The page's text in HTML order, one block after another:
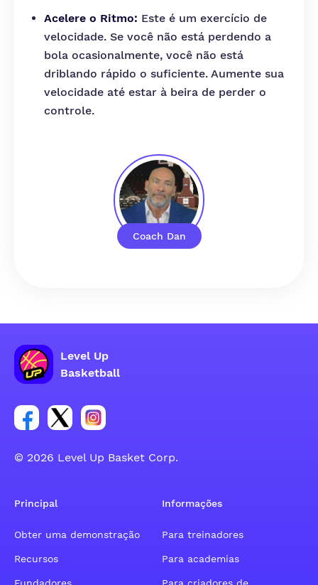
Coach Dan
Acelere o Ritmo: Este é um exercício de
velocidade. Se você não está perdendo a
bola ocasionalmente, você não está
driblando rápido o suficiente. Aumente sua
velocidade até estar à beira de perder o
controle.
Level Up
Basketball
Link para o grupo social da conta do Facebook
Link para o grupo social da conta do tweeter
Link para o grupo social da conta do
© 2026 Level Up Basket Corp.
Principal
Obter uma demonstração
Recursos
Informações
Para treinadores
Para academias